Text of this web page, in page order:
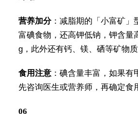
营养加分：减脂期的「小富矿」
富碘食物，还高钾低钠，钾含量
g，此外还有钙、镁、硒等矿物
食用注意：碘含量丰富，如果有
先咨询医生或营养师，再确定食
06